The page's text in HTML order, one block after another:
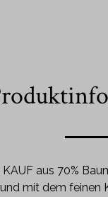
aus 70%
mit dem